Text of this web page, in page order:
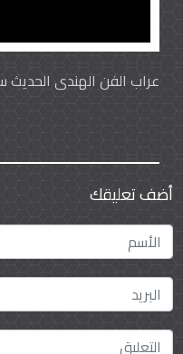
عراب الفن الهندي
أضف تعليقك